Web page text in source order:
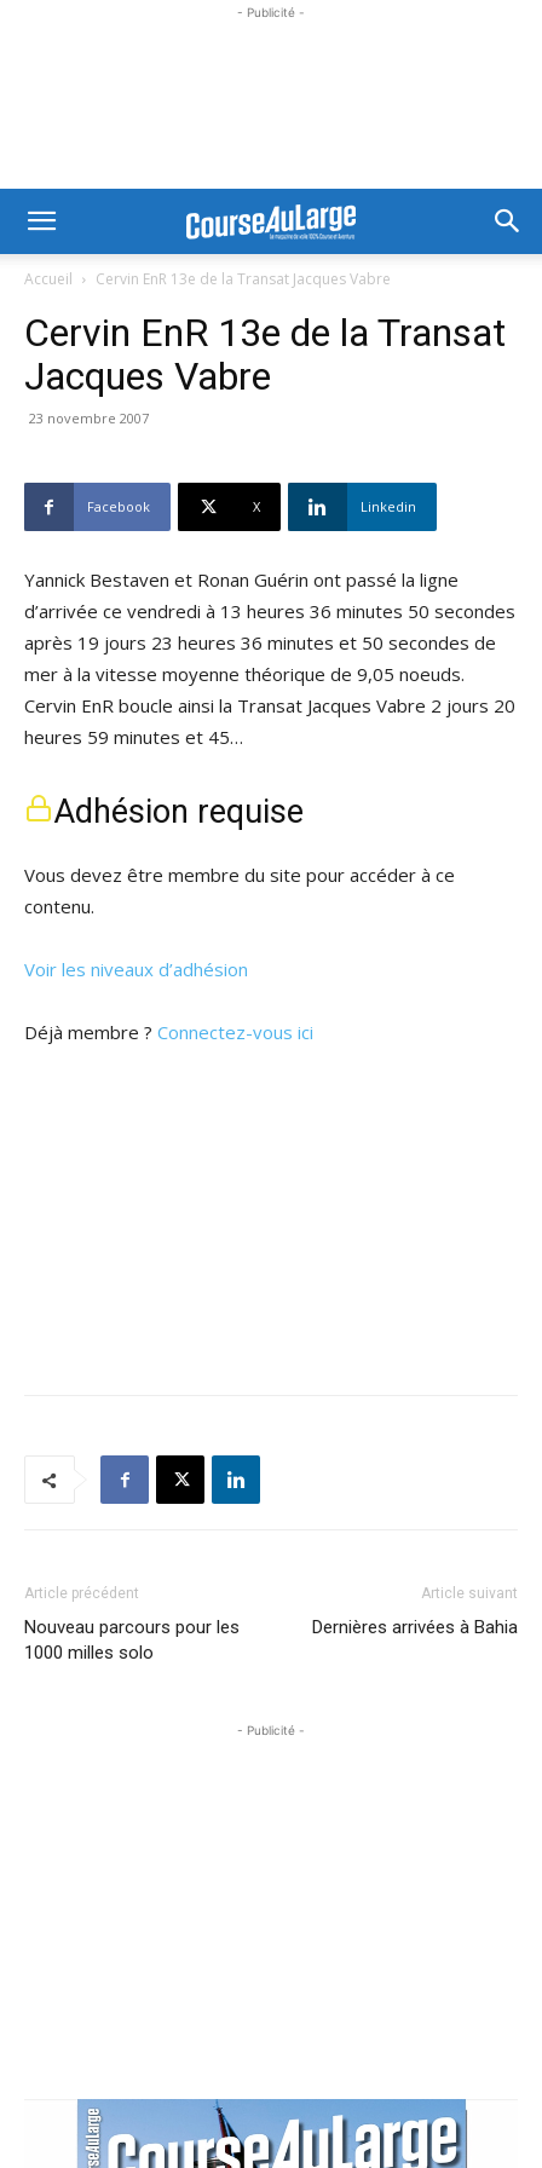
- Publicité -
Accueil Cervin EnR 13e de la Transat Jacques Vabre
Cervin EnR 13e de la Transat
Jacques Vabre
23 novembre 2007
Facebook X Linkedin
Yannick Bestaven et Ronan Guérin ont passé la ligne
d’arrivée ce vendredi à 13 heures 36 minutes 50 secondes
après 19 jours 23 heures 36 minutes et 50 secondes de
mer à la vitesse moyenne théorique de 9,05 noeuds.
Cervin EnR boucle ainsi la Transat Jacques Vabre 2 jours 20
heures 59 minutes et 45…
Adhésion requise
Vous devez être membre du site pour accéder à ce
contenu.
Voir les niveaux d’adhésion
Déjà membre ? Connectez-vous ici
Article précédent
Nouveau parcours pour les
1000 milles solo
Article suivant
Dernières arrivées à Bahia
- Publicité -